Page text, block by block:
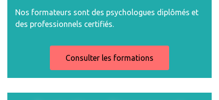
Nos formateurs sont des psychologues diplômés et
des professionnels certifiés.
Consulter les formations